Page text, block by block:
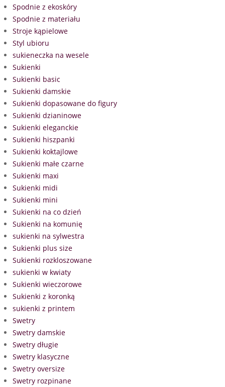
Spodnie z ekoskóry
Spodnie z materiału
Stroje kąpielowe
Styl ubioru
sukieneczka na wesele
Sukienki
Sukienki basic
Sukienki damskie
Sukienki dopasowane do figury
Sukienki dzianinowe
Sukienki eleganckie
Sukienki hiszpanki
Sukienki koktajlowe
Sukienki małe czarne
Sukienki maxi
Sukienki midi
Sukienki mini
Sukienki na co dzień
Sukienki na komunię
sukienki na sylwestra
Sukienki plus size
Sukienki rozkloszowane
sukienki w kwiaty
Sukienki wieczorowe
Sukienki z koronką
sukienki z printem
Swetry
Swetry damskie
Swetry długie
Swetry klasyczne
Swetry oversize
Swetry rozpinane